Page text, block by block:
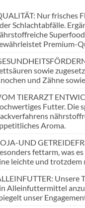
Nur frisches
Schlachtabfälle.
Premium-
sowie
und Zähne
TIERARZT
Futter. Die
Aroma.
UND
fettarm, was
leichte und trotzdem
Unsere
Alleinfuttermittel
unser